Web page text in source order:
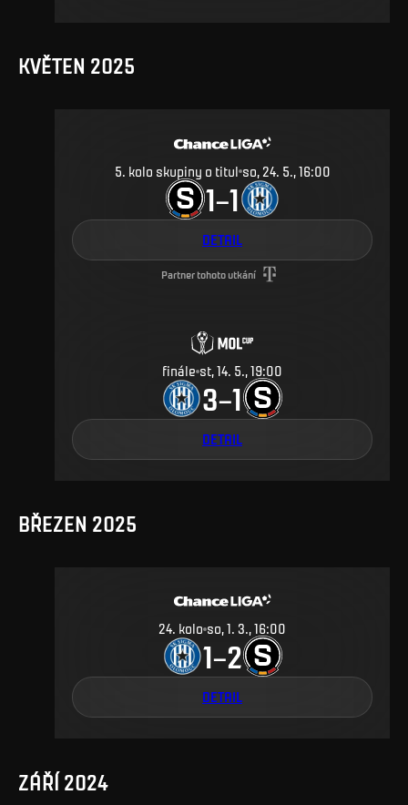
KVĚTEN 2025
5. kolo skupiny o titul so, 24. 5., 16:00
1–1
DETAIL
Partner tohoto utkání
finále st, 14. 5., 19:00
3–1
DETAIL
BŘEZEN 2025
24. kolo so, 1. 3., 16:00
1–2
DETAIL
ZÁŘÍ 2024